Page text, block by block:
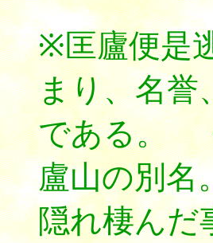
※匡廬便是
まり、名誉
である。
盧山の別名
隠れ棲んだ